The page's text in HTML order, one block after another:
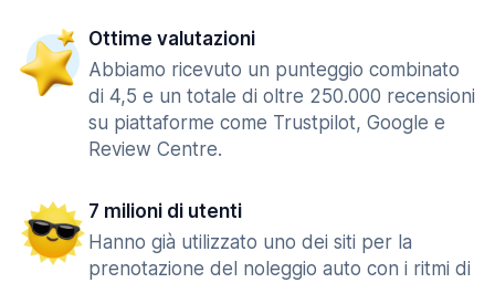
Ottime valutazioni
Abbiamo ricevuto un punteggio combinato
di 4,5 e un totale di oltre 250.000 recensioni
su piattaforme come Trustpilot, Google e
Review Centre.
7 milioni di utenti
Hanno già utilizzato uno dei siti per la
prenotazione del noleggio auto con i ritmi di